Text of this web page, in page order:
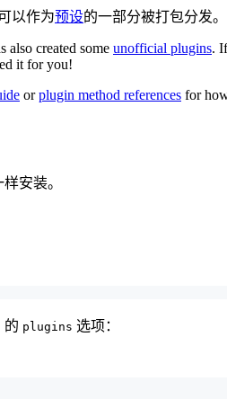
以作为预设的一部分被打包分发
also created some unofficial plugins.
it for you!
orplugin method references for
安装。
的 plugins 选项：